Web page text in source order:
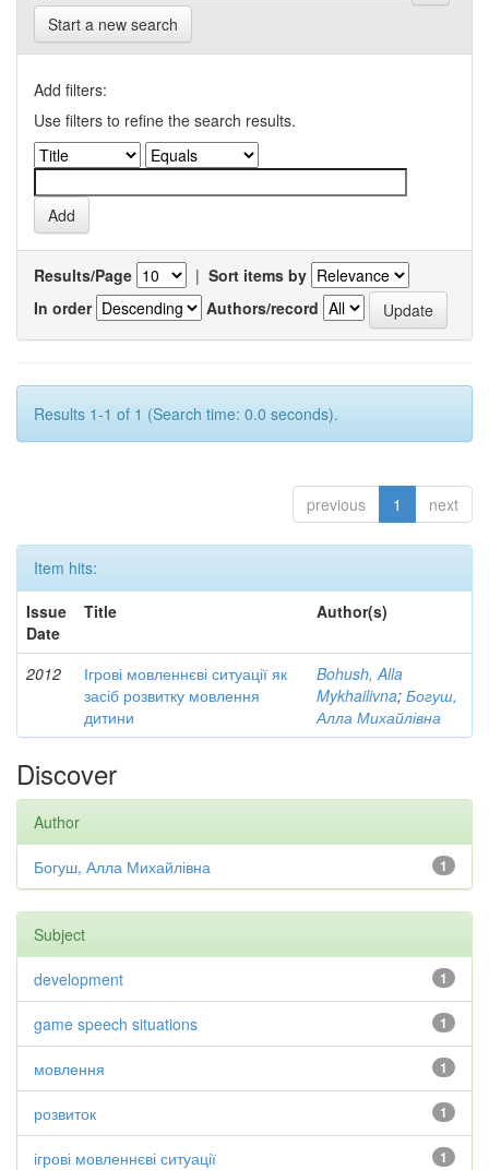
Start a new search
Add filters:
Use filters to refine the search results.
Results/Page | Sort items by
In order
Authors/record
Results 1-1 of 1 (Search time: 0.0 seconds).
previous 1 next
Item hits:
Issue
Date
Title Author(s)
2012
Ігрові мовленнєві ситуації як
засіб розвитку мовлення
дитини
Bohush, Alla
Mykhailivna; Богуш,
Алла Михайлівна
Discover
Author
1
Богуш, Алла Михайлівна
Subject
1
development
1
game speech situations
1
мовлення
1
розвиток
1
ігрові мовленнєві ситуації